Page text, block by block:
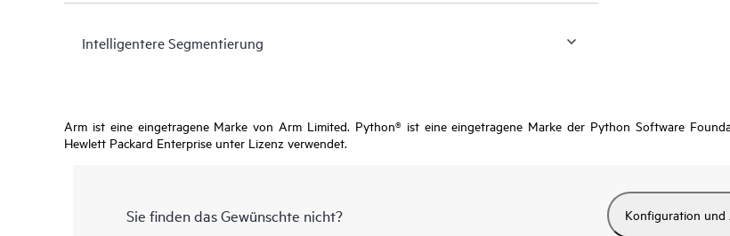
Intelligentere Segmentierung
Arm ist eine eingetragene Marke von Arm Limited. Python® ist eine eingetragene Marke der Python Software
Hewlett Packard Enterprise unter Lizenz verwendet.
Sie finden das Gewünschte nicht? Konfiguration und